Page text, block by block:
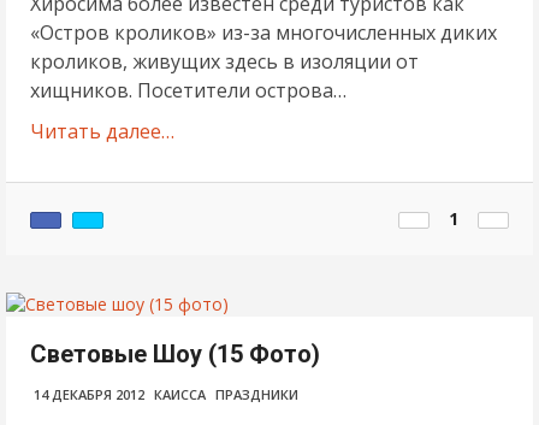
«Остров кроликов» из-за многочисленных диких
кроликов, живущих здесь в изоляции от
хищников. Посетители острова…
Читать далее…
1
Световые Шоу (15 Фото)
14 ДЕКАБРЯ 2012 КАИССА ПРАЗДНИКИ